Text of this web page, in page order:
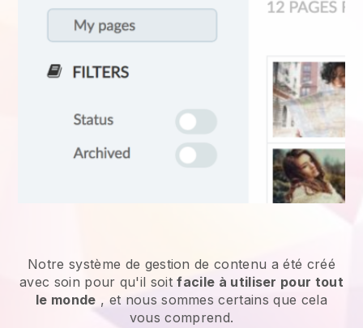
Notre système de gestion de contenu a été créé
avec soin pour qu'il soitfacile à utiliser pour tout
le monde , et nous sommes certains que cela
vous comprend.